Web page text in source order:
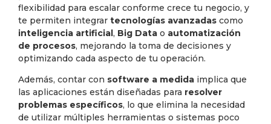
flexibilidad para escalar conforme crece tu negocio, y
te permiten integrar tecnologías avanzadas como
inteligencia artificial, Big Data o automatización
de procesos, mejorando la toma de decisiones y
optimizando cada aspecto de tu operación.
Además, contar con software a medida implica que
las aplicaciones están diseñadas para resolver
problemas específicos, lo que elimina la necesidad
de utilizar múltiples herramientas o sistemas poco